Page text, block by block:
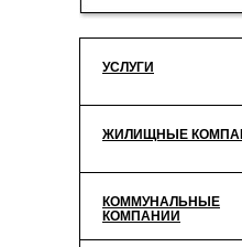
УСЛУГИ
ЖИЛИЩНЫЕ
КОММУНАЛЬНЫЕ
КОМПАНИИ